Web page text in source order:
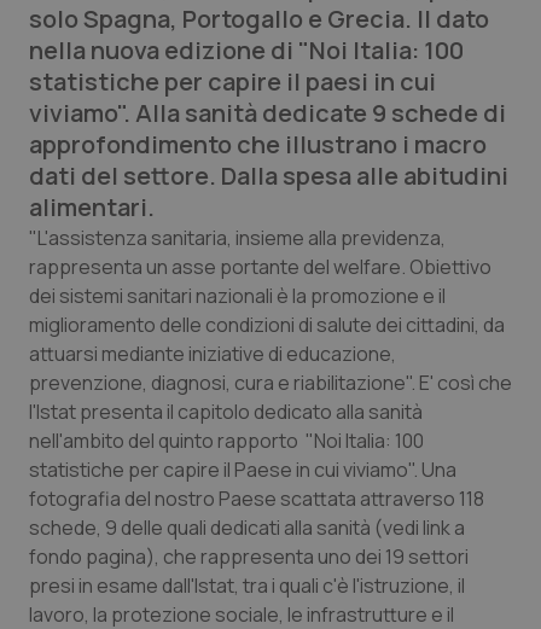
Edizioni Regionali
QS Pro
Professionisti Sanitari.AI
Abruzzo
Basilicata
Calabria
Campania
Emilia-Romagna
Friuli Venezia Giulia
Lazio
QS Pro Gold
Artrite & artrosi
Asma & BPCO
Car-T
Colesterolo & coronaropatie
Dermatite Atopica
Diabete & glucometri
QS Club Newsletter
solo Spagna, Portogallo e Grecia. Il dato
nella nuova edizione di "Noi Italia: 100
statistiche per capire il paesi in cui
viviamo". Alla sanità dedicate 9 schede di
approfondimento che illustrano i macro
dati del settore. Dalla spesa alle abitudini
alimentari.
"L'assistenza sanitaria, insieme alla previdenza,
rappresenta un asse portante del welfare. Obiettivo
dei sistemi sanitari nazionali è la promozione e il
miglioramento delle condizioni di salute dei cittadini, da
attuarsi mediante iniziative di educazione,
prevenzione, diagnosi, cura e riabilitazione". E' così che
l'Istat presenta il capitolo dedicato alla sanità
nell'ambito del quinto rapporto "Noi Italia: 100
statistiche per capire il Paese in cui viviamo". Una
fotografia del nostro Paese scattata attraverso 118
schede, 9 delle quali dedicati alla sanità (vedi link a
fondo pagina), che rappresenta uno dei 19 settori
presi in esame dall'Istat, tra i quali c'è l'istruzione, il
lavoro, la protezione sociale, le infrastrutture e il